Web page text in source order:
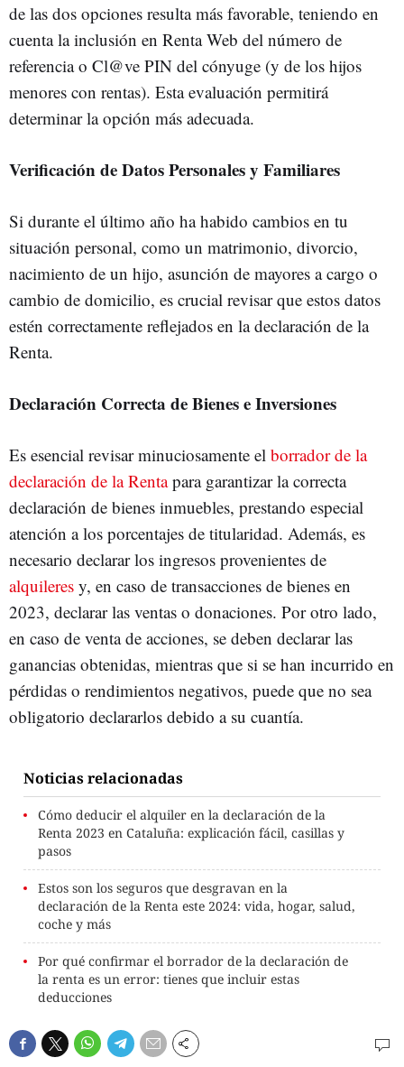
de las dos opciones resulta más favorable, teniendo en
cuenta la inclusión en Renta Web del número de
referencia o Cl@ve PIN del cónyuge (y de los hijos
menores con rentas). Esta evaluación permitirá
determinar la opción más adecuada.
Verificación de Datos Personales y Familiares
Si durante el último año ha habido cambios en tu
situación personal, como un matrimonio, divorcio,
nacimiento de un hijo, asunción de mayores a cargo o
cambio de domicilio, es crucial revisar que estos datos
estén correctamente reflejados en la declaración de la
Renta.
Declaración Correcta de Bienes e Inversiones
Es esencial revisar minuciosamente el borrador de la
declaración de la Rentapara garantizar la correcta
declaración de bienes inmuebles, prestando especial
atención a los porcentajes de titularidad. Además, es
necesario declarar los ingresos provenientes de
alquileres y, en caso de transacciones de bienes en
2023, declarar las ventas o donaciones. Por otro lado,
en caso de venta de acciones, se deben declarar las
ganancias obtenidas, mientras que si se han incurrido en
pérdidas o rendimientos negativos, puede que no sea
obligatorio declararlos debido a su cuantía.
Noticias relacionadas
Cómo deducir el alquiler en la declaración de la
Renta 2023 en Cataluña: explicación fácil, casillas y
pasos
Estos son los seguros que desgravan en la
declaración de la Renta este 2024: vida, hogar, salud,
coche y más
Por qué confirmar el borrador de la declaración de
la renta es un error: tienes que incluir estas
deducciones